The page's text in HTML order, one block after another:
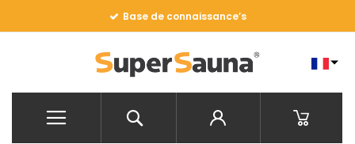
Base de connaissance’s
Mon